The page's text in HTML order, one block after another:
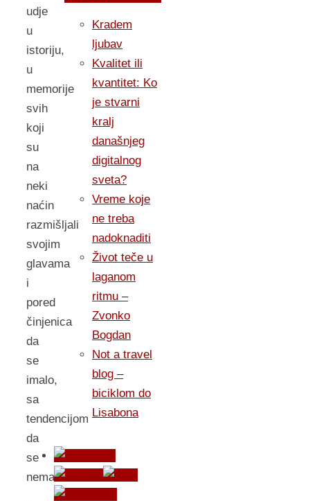
udje
u
istoriju,
u
memorije
svih
koji
su
na
neki
naćin
razmišljali
svojim
glavama
i
pored
činjenica
da
se
imalo,
sa
tendencijom
da
se
nema.
Kradem
ljubav
Kvalitet ili
kvantitet: Ko
je stvarni
kralj
današnjeg
digitalnog
sveta?
Vreme koje
ne treba
nadoknaditi
Život teče u
laganom
ritmu –
Zvonko
Bogdan
Not a travel
blog –
biciklom do
Lisabona